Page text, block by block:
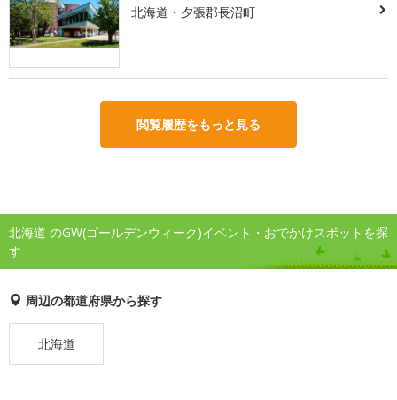
北海道・夕張郡長沼町
閲覧履歴をもっと見る
北海道 のGW(ゴールデンウィーク)イベント・おでかけスポットを探
す
周辺の都道府県から探す
北海道